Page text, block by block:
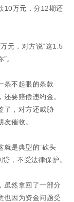
10万元，分12期还
元，对方说“这1.5
。
条不起眼的条款
要赔偿违约金。
了，对方还威胁
催收。
就是典型的“砍头
，不受法律保护。
虽然拿回了一部分
也因为资金问题受